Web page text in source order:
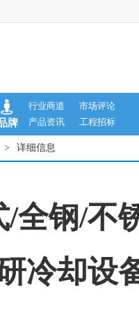
牌
行业商道
市场评论
产品资讯
工程招标
> 详细信息
/全钢/不
冷却设